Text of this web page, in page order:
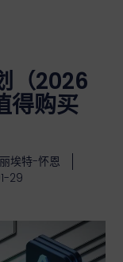
（2026
得购买
埃特-怀恩
29